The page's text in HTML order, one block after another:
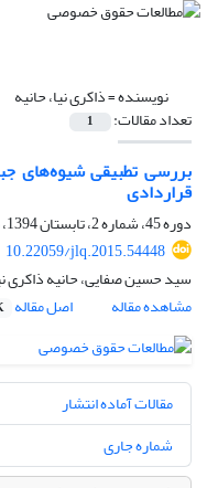
نویسنده =ذاکری نیا، حانیه
تعداد مقالات: 1
بررسی تطبیقی شیوه‌های
قراردادی
دوره 45، شماره 2، تابستان 1394، صفحه
10.22059/jlq.2015.54448
سید حسین صفایی، حانیه ذاکری
مشاهده مقاله
اصل مقاله
مقالات آماده انتشار
شماره جاری